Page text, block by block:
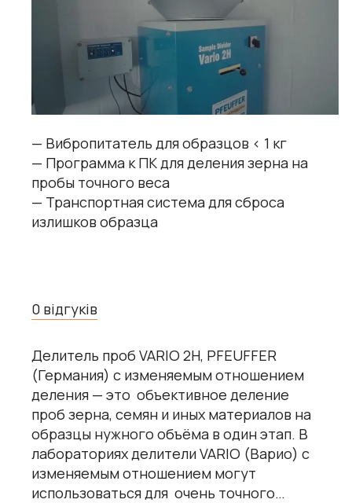
— Вибропитатель для образцов < 1 кг
— Программа к ПК для деления зерна на
пробы точного веса
— Транспортная система для сброса
излишков образца
0 відгуків
Делитель проб VARIO 2H, PFEUFFER
(Германия) с изменяемым отношением
деления — это объективное деление
проб зерна, семян и иных материалов на
образцы нужного объёма в один этап. В
лабораториях делители VARIO (Варио) с
изменяемым отношением могут
использоваться для очень точного…